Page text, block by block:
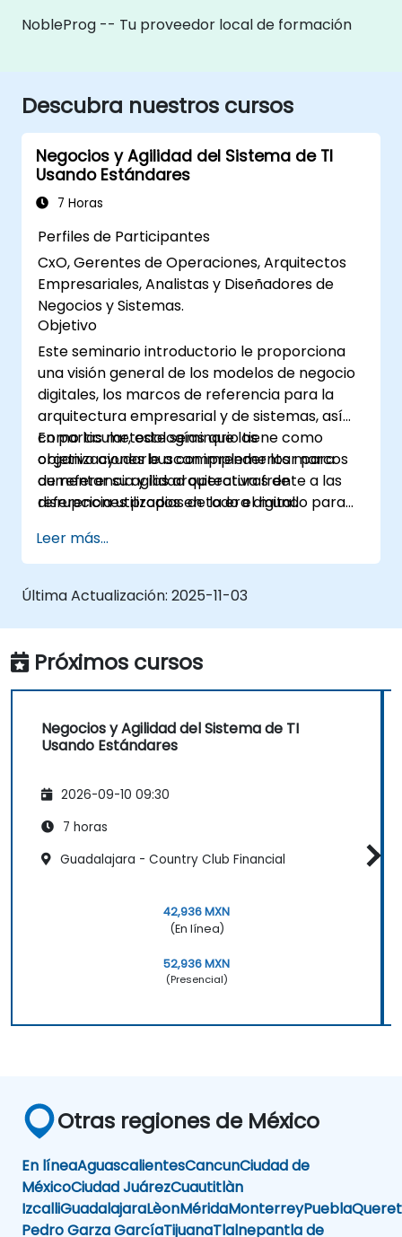
NobleProg -- Tu proveedor local de formación
Descubra nuestros cursos
Negocios y Agilidad del Sistema de TI
Usando Estándares
7 Horas
Perfiles de Participantes
CxO, Gerentes de Operaciones, Arquitectos
Empresariales, Analistas y Diseñadores de
Negocios y Sistemas.
Objetivo
Este seminario introductorio le proporciona
una visión general de los modelos de negocio
digitales, los marcos de referencia para la
arquitectura empresarial y de sistemas, así
como las metodologías que las
organizaciones buscan implementar para
aumentar su agilidad operativa frente a las
disrupciones propias de la era digital.
En particular, este seminario tiene como
objetivo ayudarle a comprender los marcos
de referencia y las arquitecturas de
referencia utilizados en todo el mundo para
arquitecturas de los sistemas de TI con un
panorama competitivo cambiante.
Leer más...
Última Actualización: 2025-11-03
Próximos cursos
Negocios y Agilidad del Sistema de TI
Usando Estándares
2026-09-10 09:30
7 horas
Guadalajara - Country Club Financial
42,936 MXN
(En línea)
52,936 MXN
(Presencial)
Otras regiones de México
En líneaAguascalientesCancunCiudad de
MéxicoCiudad JuárezCuautitlàn
IzcalliGuadalajaraLèonMéridaMonterreyPuebla
Pedro Garza GarcíaTijuanaTlalnepantla de